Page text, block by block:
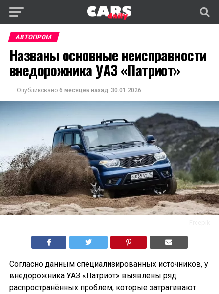
АВТОПРОМ
Названы основные неисправности
внедорожника УАЗ «Патриот»
Опубликовано 6 месяцев назад 30.01.2026
Согласно данным специализированных источников, у
внедорожника УАЗ «Патриот» выявлены ряд
распространённых проблем, которые затрагивают